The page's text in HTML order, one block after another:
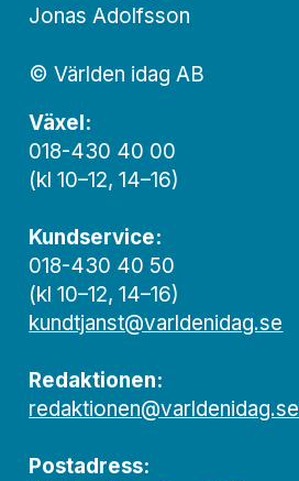
Jonas Adolfsson
© Världen idag AB
Växel:
018-430 40 00
(kl 10–12, 14–16)
Kundservice:
018-430 40 50
(kl 10–12, 14–16)
kundtjanst@varldenidag.se
Redaktionen:
redaktionen@varldenidag.se
Postadress: